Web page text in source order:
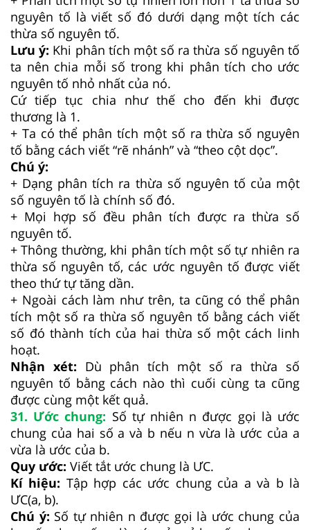
nguyên tố là viết số đó dưới dạng một tích các
thừa số nguyên tố.
Lưu ý: Khi phân tích một số ra thừa số nguyên tố
ta nên chia mỗi số trong khi phân tích cho ước
nguyên tố nhỏ nhất của nó.
Cứ tiếp tục chia như thế cho đến khi được
thương là 1.
+ Ta có thể phân tích một số ra thừa số nguyên
tố bằng cách viết “rẽ nhánh” và “theo cột dọc”.
Chú ý:
+ Dạng phân tích ra thừa số nguyên tố của một
số nguyên tố là chính số đó.
+ Mọi hợp số đều phân tích được ra thừa số
nguyên tố.
+ Thông thường, khi phân tích một số tự nhiên ra
thừa số nguyên tố, các ước nguyên tố được viết
theo thứ tự tăng dần.
+ Ngoài cách làm như trên, ta cũng có thể phân
tích một số ra thừa số nguyên tố bằng cách viết
số đó thành tích của hai thừa số một cách linh
hoạt.
Nhận xét: Dù phân tích một số ra thừa số
nguyên tố bằng cách nào thì cuối cùng ta cũng
được cùng một kết quả.
31. Ước chung: Số tự nhiên n được gọi là ước
chung của hai số a và b nếu n vừa là ước của a
vừa là ước của b.
Quy ước: Viết tắt ước chung là ƯC.
Kí hiệu: Tập hợp các ước chung của a và b là
ƯC(a, b).
Chú ý: Số tự nhiên n được gọi là ước chung của